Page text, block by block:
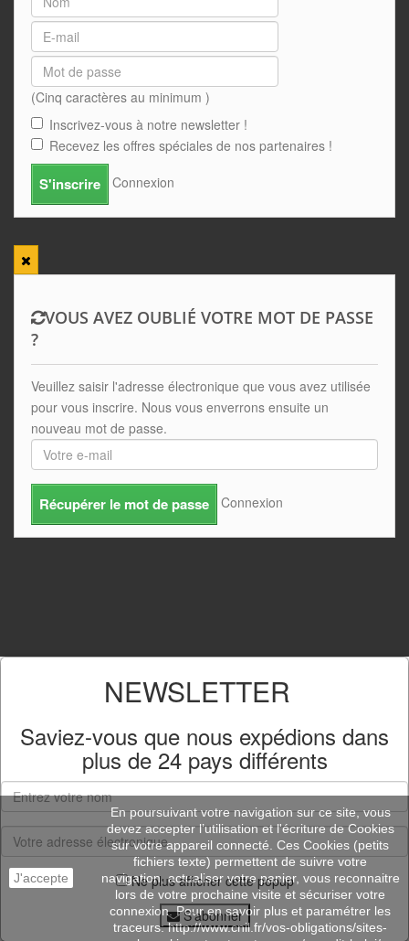
J'accepte
En poursuivant votre navigation sur ce site, vous
devez accepter l’utilisation et l'écriture de Cookies
sur votre appareil connecté. Ces Cookies (petits
fichiers texte) permettent de suivre votre
navigation, actualiser votre panier, vous reconnaitre
lors de votre prochaine visite et sécuriser votre
connexion. Pour en savoir plus et paramétrer les
traceurs: http://www.cnil.fr/vos-obligations/sites-
(Cinq caractères au minimum )
Inscrivez-vous à notre newsletter !
Recevez les offres spéciales de nos partenaires !
S'inscrire Connexion
VOUS AVEZ OUBLIÉ VOTRE MOT DE PASSE
?
Veuillez saisir l'adresse électronique que vous avez utilisée
pour vous inscrire. Nous vous enverrons ensuite un
nouveau mot de passe.
Récupérer le mot de passe Connexion
NEWSLETTER
Saviez-vous que nous expédions dans
plus de24 pays différents
Ne plus afficher cette popup
S'abonner